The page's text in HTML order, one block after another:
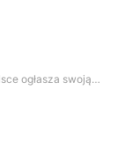
musza pośpieszyć się z wypłatą pieniędzy